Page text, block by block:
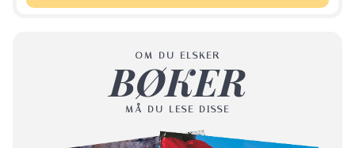
OM DU ELSKER
BØKER
MÅ DU LESE DISSE